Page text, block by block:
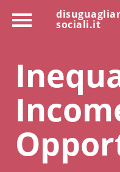
sociali.it